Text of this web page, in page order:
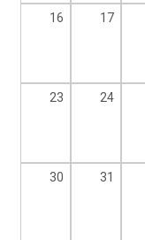
16 17
23 24
30 31